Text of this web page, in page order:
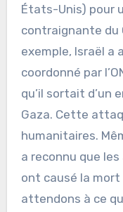
États-Unis) pour
contraignante du
exemple, Israël a
coordonné par
qu’il sortait d’un
Gaza. Cette
humanitaires.
a reconnu que
ont causé la mort
attendons à ce